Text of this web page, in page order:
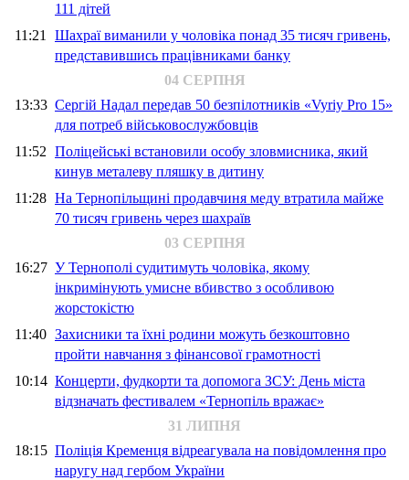
111 дітей
11:21 Шахраї виманили у чоловіка понад 35 тисяч гривень,
представившись працівниками банку
04 СЕРПНЯ
13:33 Сергій Надал передав 50 безпілотників «Vyriy Pro 15»
для потреб військовослужбовців
11:52 Поліцейські встановили особу зловмисника, який
кинув металеву пляшку в дитину
11:28 На Тернопільщині продавчиня меду втратила майже
70 тисяч гривень через шахраїв
03 СЕРПНЯ
16:27 У Тернополі судитимуть чоловіка, якому
інкримінують умисне вбивство з особливою
жорстокістю
11:40 Захисники та їхні родини можуть безкоштовно
пройти навчання з фінансової грамотності
10:14 Концерти, фудкорти та допомога ЗСУ: День міста
відзначать фестивалем «Тернопіль вражає»
31 ЛИПНЯ
18:15 Поліція Кременця відреагувала на повідомлення про
наругу над гербом України